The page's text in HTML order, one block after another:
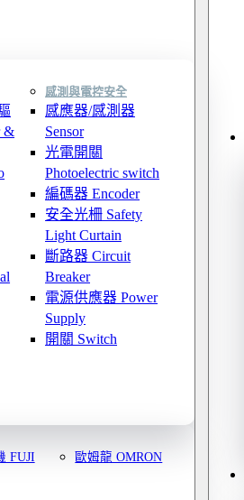
&
感測與電控安全
感應器/感測器
Sensor
光電開關
Photoelectric switch
編碼器 Encoder
安全光柵 Safety
Light Curtain
斷路器 Circuit
Breaker
電源供應器 Power
Supply
開關 Switch
FUJI 歐姆龍 OMRON